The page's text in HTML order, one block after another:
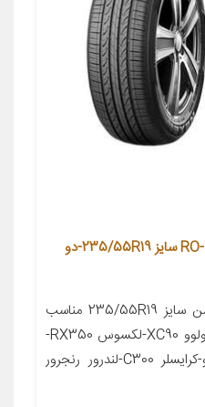
لاستیک نکسن مدل RO-581 2021 سایز 235/55R19-دو
معرفی محصول لاستیک نکسن سایز 235/55R19 مناسب
برای نیو سانتافه-ولوو XC60-ولوو XC90-لکسوس RX350-
پورشه ماکانGTS-کیا سورنتو-کرایسلر C300-لندرور رنجرور